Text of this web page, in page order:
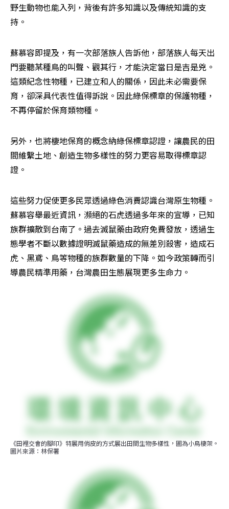
野生動物也能入列，背後有許多知識以及傳統知識的支
持。
蘇慕容即提及，有一次部落族人告訴他，部落族人每天出
門要聽某種鳥的叫聲、觀其行，才能決定當日是吉是兇。
這類紀念性物種，已建立和人的關係，因此未必需要保
育，卻深具代表性值得訴說。因此綠保標章的保護物種，
不再停留於保育類物種。
另外，也將棲地保育的概念納綠保標章認證，讓農民的田
間維繫土地、創造生物多樣性的努力更容易取得標章認
證。
這些努力促使更多民眾透過綠色消費認識台灣原生物種。
蘇慕容舉最近資訊，瀕絕的石虎透過多年來的宣導，已知
族群擴散到台南了。過去滅鼠藥由政府免費發放，透過生
態學者不斷以數據證明滅鼠藥造成的無差別殺害，造成石
虎、黑鳶、鳥等物種的族群數量的下降。如今政策轉而引
導農民精準用藥，台灣農田生態展現更多生命力。
《田裡交會的腳印》特展用俏皮的方式展出田間生物多樣性，圖為小鳥棲架。
圖片來源：林保署